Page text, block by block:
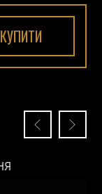
КУПИТИ